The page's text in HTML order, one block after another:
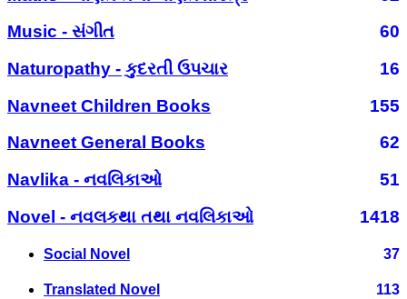
Music - સંગીત
60
Naturopathy - કુદરતી ઉપચાર
16
Navneet Children Books
155
Navneet General Books
62
Navlika - નવલિકાઓ
51
Novel - નવલકથા તથા નવલિકાઓ
1418
Social Novel 37
Translated Novel 113